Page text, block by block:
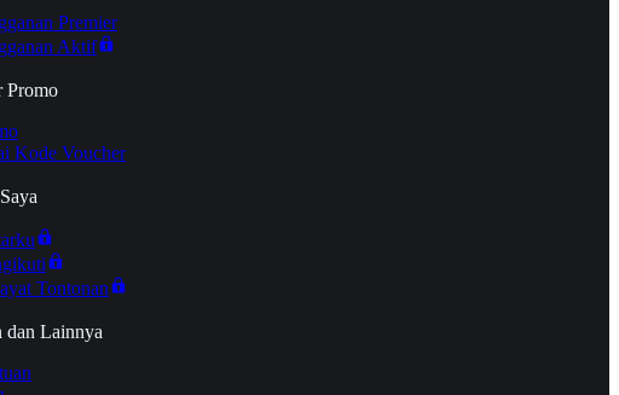
Premier
Aktif
Promo
Kode Voucher
Tontonan
dan Lainnya